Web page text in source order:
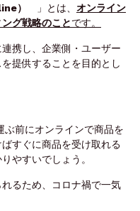
） 」とは、 オンライン
グ戦略のことです。
携し、企業側・ユーザー
提供することを目的とし
ぶ前にオンラインで商品を
すぐに商品を受け取れる
りやすいでしょう。
るため、コロナ禍で一気